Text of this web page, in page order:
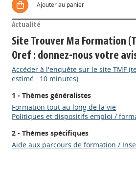
Ajouter au panier
Actualité
Site Trouver Ma Formation
Oref : donnez-nous votre
Accéder à l'enquête sur le site TMF
estimé : 10 minutes)
1 - Thèmes généralistes
Formation tout au long de la vie
Politiques et dispositifs emploi /
2 - Thèmes spécifiques
Aide aux parcours de formation /